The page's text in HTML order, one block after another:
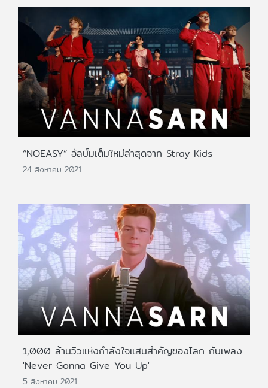
“NOEASY” อัลบั้มเต็มใหม่ล่าสุดจาก Stray Kids
24 สิงหาคม 2021
1,000 ล้านวิวแห่งกำลังใจแสนสำคัญของโลก กับเพลง
'Never Gonna Give You Up'
5 สิงหาคม 2021